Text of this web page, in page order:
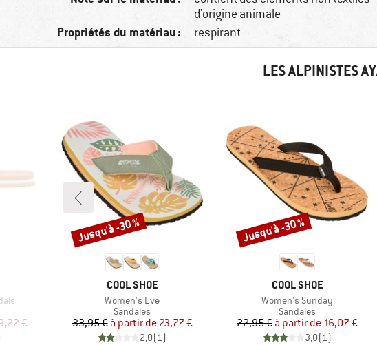
d'origine animale
Propriétés du matériau : respirant
LES ALPINISTES
€
MARQUE
COOL SHOE
Article
Women's Eve
Product group
Sandales
Prix
33,95 € Prix réduit
à partir de 23,77 €
2,0(1)
Remise
Jusqu'à -30 %
MARQUE
COOL SHOE
Article
Women's Sunday
Product group
Sandales
Prix
22,95 € Prix réduit
à partir de 16,07 €
3,0(1)
Remise
Jusqu'à -30 %